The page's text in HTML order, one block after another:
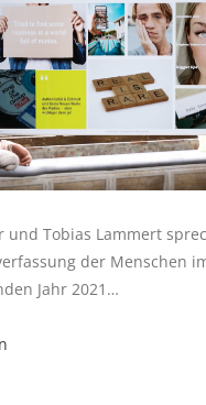
und Tobias Lammert
der Menschen
Jahr 2021…